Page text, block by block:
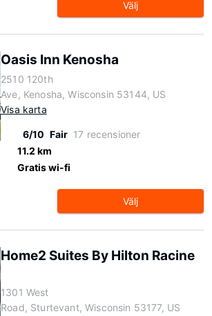
Välj
Oasis Inn Kenosha
2510 120th
Ave, Kenosha, Wisconsin 53144, US
Visa karta
6/10 Fair 17 recensioner
11.2 km
Gratis wi-fi
Välj
Home2 Suites By Hilton Racine
1301 West
Road, Sturtevant, Wisconsin 53177, US